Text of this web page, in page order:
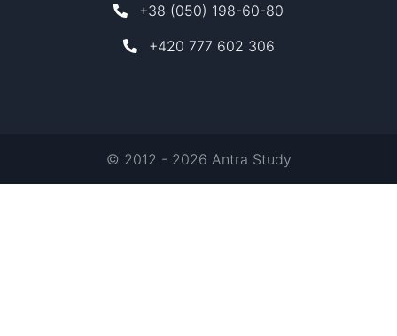
+38 (050) 198-60-80
+420 777 602 306
© 2012 - 2026 Antra Study